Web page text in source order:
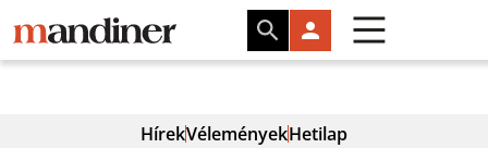
HírekVéleményekHetilap